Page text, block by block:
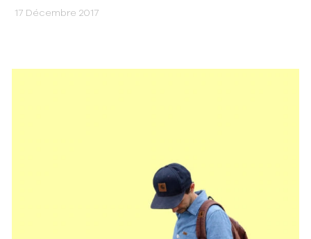
17 Décembre 2017